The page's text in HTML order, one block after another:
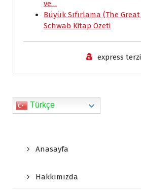
y
ve…
Büyük Sıfırlama (The
Schwab Kitap Özeti
express terzi
Türkçe
Anasayfa
Hakkımızda